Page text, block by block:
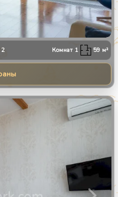
2 Комнат 1 59 м²